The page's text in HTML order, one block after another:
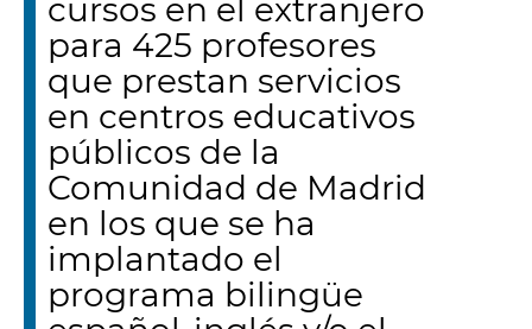
cursos en el extranjero
para 425 profesores
que prestan servicios
en centros educativos
públicos de la
Comunidad de Madrid
en los que se ha
implantado el
programa bilingüe